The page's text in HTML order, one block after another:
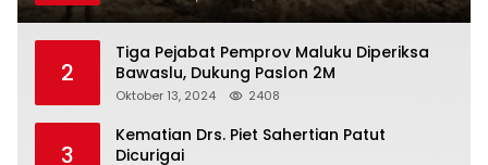
Tertibkan Anggotanya
2
Tiga Pejabat Pemprov Maluku Diperiksa
Bawaslu, Dukung Paslon 2M
Oktober 13, 2024 2408
3
Kematian Drs. Piet Sahertian Patut
Dicurigai